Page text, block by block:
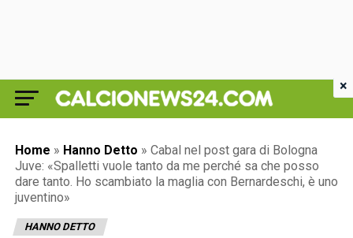
Home » Hanno Detto » Cabal nel post gara di Bologna
Juve: «Spalletti vuole tanto da me perché sa che posso
dare tanto. Ho scambiato la maglia con Bernardeschi, è uno
juventino»
HANNO DETTO
×